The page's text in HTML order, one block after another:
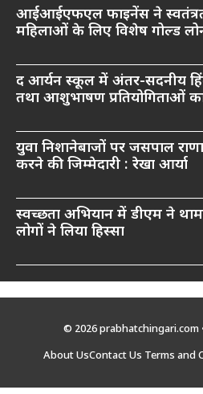
आईआईएफएल फाइनेंस ने
महिलाओं के लिए विशेष गोल्ड
द आर्यन स्कूल में अंतर-सदनीय
तथा आशुभाषण प्रतियोगिताओं
युवा निशानेबाजों पर जसपाल
करने की जिम्मेदारी : रेखा आर्या
स्वच्छता अभियान में डीएम ने
लोगों ने लिया हिस्सा
© 2026 prabhatchingari.com
About UsContact Us Terms and